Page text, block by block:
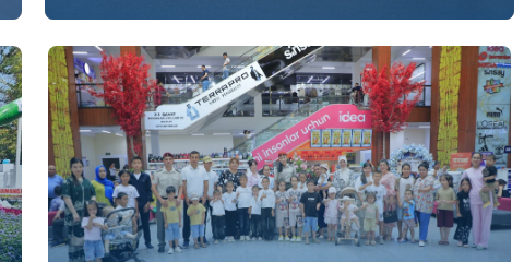
jahon chempionatida O‘zbekiston jamoasi
g‘alabaga erishdi!